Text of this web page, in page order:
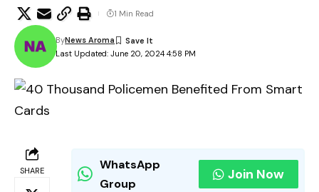
Last Updated: June 20, 2024 4:58 PM
ByNews Aroma
1 Min Read
SHARE
WhatsApp
Group
Join Now